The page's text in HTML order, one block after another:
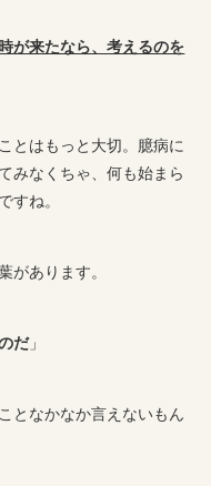
が来たなら、考えるのを
とはもっと大切。臆病に
みなくちゃ、何も始まら
ね。
があります。
だ」
となかなか言えないもん